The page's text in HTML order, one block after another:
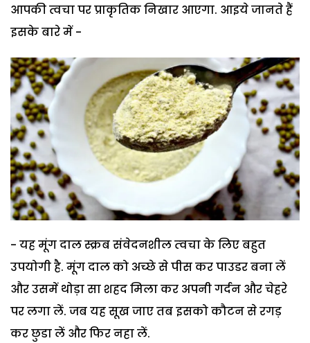
आपकी त्वचा पर प्राकृतिक निखार आएगा. आइये जानते हैं
इसके बारे में -
- यह मूंग दाल स्‍क्रब संवेदनशील त्‍वचा के लिए बहुत
उपयोगी है. मूंग दाल को अच्‍छे से पीस कर पाउडर बना लें
और उसमें थोड़ा सा शहद मिला कर अपनी गर्दन और चेहरे
पर लगा लें. जब यह सूख जाए तब इसको कौटन से रगड़
कर छुडा लें और फिर नहा लें.